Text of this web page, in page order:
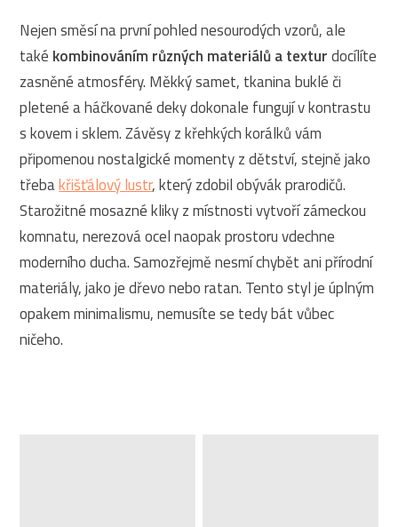
Nejen směsí na první pohled nesourodých vzorů, ale
také kombinováním různých materiálů a texturdocílíte
zasněné atmosféry. Měkký samet, tkanina buklé či
pletené a háčkované deky dokonale fungují v kontrastu
s kovem i sklem. Závěsy z křehkých korálků vám
připomenou nostalgické momenty z dětství, stejně jako
třebakřišťálový lustr, který zdobil obývák prarodičů.
Starožitné mosazné kliky z místnosti vytvoří zámeckou
komnatu, nerezová ocel naopak prostoru vdechne
moderního ducha. Samozřejmě nesmí chybět ani přírodní
materiály, jako je dřevo nebo ratan. Tento styl je úplným
opakem minimalismu, nemusíte se tedy bát vůbec
ničeho.